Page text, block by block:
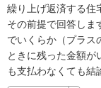
繰り上げ返済する住
その前提で回答しま
でいくらか（プラス
ときに残った金額が
も支払わなくても結